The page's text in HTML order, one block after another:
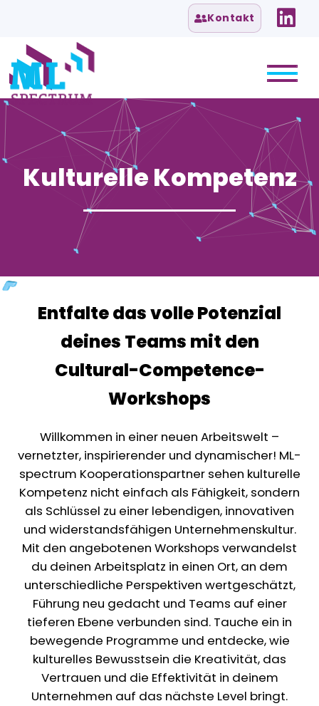
Kontakt
Kulturelle Kompetenz
Entfalte das volle Potenzial
deines Teams mit den
Cultural-Competence-
Workshops
Willkommen in einer neuen Arbeitswelt –
vernetzter, inspirierender und dynamischer! ML-
spectrum Kooperationspartner sehen kulturelle
Kompetenz nicht einfach als Fähigkeit, sondern
als Schlüssel zu einer lebendigen, innovativen
und widerstandsfähigen Unternehmenskultur.
Mit den angebotenen Workshops verwandelst
du deinen Arbeitsplatz in einen Ort, an dem
unterschiedliche Perspektiven wertgeschätzt,
Führung neu gedacht und Teams auf einer
tieferen Ebene verbunden sind. Tauche ein in
bewegende Programme und entdecke, wie
kulturelles Bewusstsein die Kreativität, das
Vertrauen und die Effektivität in deinem
Unternehmen auf das nächste Level bringt.